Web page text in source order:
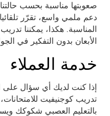
صعوبتها مناسبة بحسب
دعم ملمي واسع، تقرّر
المناسبة. هكذا، يمكننا
الأبعان بدون التفكير في
خدمة العملاء
إذا كنت لديك أي سؤال على
تدريب كوجنيفيت
بالتعليم العصبي شكوكك